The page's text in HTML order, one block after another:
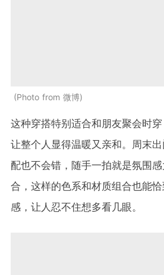
Photo from 微博
这种穿搭特别适合和朋友聚会时
让整个人显得温暖又亲和。周末
配也不会错，随手一拍就是氛围
合，这样的色系和材质组合也能
感，让人忍不住想多看几眼。